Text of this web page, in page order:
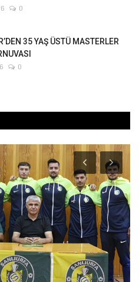
0
35 YAŞ ÜSTÜ MASTERLER
0